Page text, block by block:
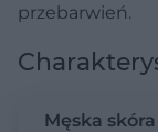
przebarwień.
Męska